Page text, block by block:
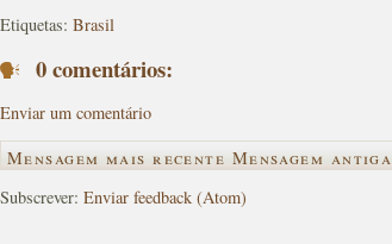
Etiquetas: Brasil
0 comentários:
Enviar um comentário
Mensagem mais recente Mensagem antiga
Subscrever: Enviar feedback (Atom)